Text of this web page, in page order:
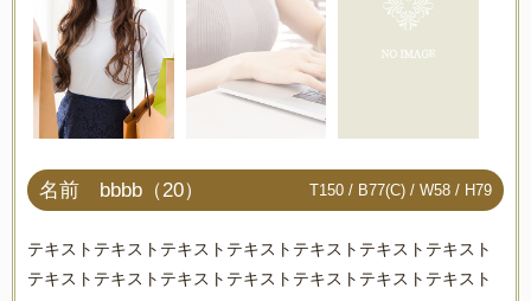
名前 bbbb（20） T150 / B77(C) / W58 / H79
テキストテキストテキストテキストテキストテキストテキスト
テキストテキストテキストテキストテキストテキストテキスト